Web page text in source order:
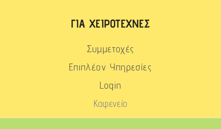
ΓΙΑ ΧΕΙΡΟΤΈΧΝΕΣ
Συμμετοχές
Επιπλέον Υπηρεσίες
Login
Καφενείο